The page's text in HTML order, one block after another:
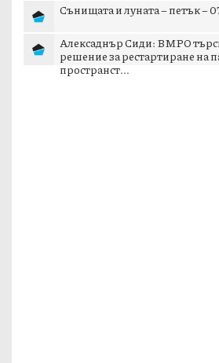
Сънищата и луната – петък –
Алексаднър Сиди: ВМРО
решение за рестартиране на
пространст...